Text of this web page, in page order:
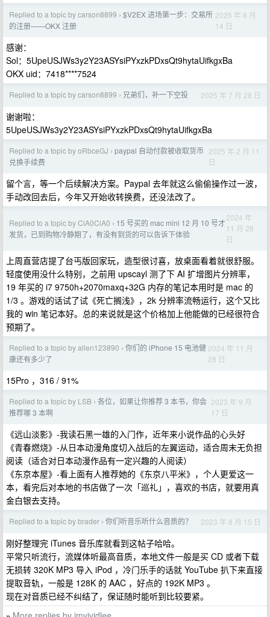
Replied to a topic by carson8899 › $V2EX 进场第一步：交易所
的注册——OKX 注册
2025 年 8 月
14 日
感谢：
Sol：5UpeUSJWs3y2Y23ASYsiPYxzkPDxsQt9hytaUifkgxBa
OKX uid：7418****7524
Replied to a topic by carson8899 › 兄弟们，补一下空投 2025 年 7 月 28 日
谢谢啦：
5UpeUSJWs3y2Y23ASYsiPYxzkPDxsQt9hytaUifkgxBa
Replied to a topic by oRbceGJ › paypal 自动付款被收取货币
兑换手续费
2025 年 2 月 11
日
留个言，等一个后续解决方案。Paypal 去年就这么偷偷操作过一波，
手动改回去后，今年又开始收转换费，还没法改了。
Replied to a topic by ClA0ClA0 › 15 号买的 mac mini 12 月 10 号才
发货，已到购物冷静期了，有没有到货的可以告诉下体验
2024 年
11 月 28
日
上周直营店提了台丐版回家玩，造型很讨喜，放桌面看着就很舒服。
轻度使用没什么特别，之前用 upscayl 测了下 AI 扩增图片分辨率，
19 年买的 i7 9750h+2070maxq+32G 内存的笔记本用时是 mac 的
1/3 。游戏的话试了试《死亡搁浅》，2k 分辨率流畅运行，这个又比
我的 win 笔记本好。总的来说就是这个价格加上他能做的已经很符合
预期了。
Replied to a topic by allen123890 › 你们的 iPhone 15 电池健
康还有多少了
2024 年 11 月
28 日
15Pro ，316 / 91%
Replied to a topic by LSB › 各位，如果让你推荐 3 本书，你会
推荐哪 3 本啊
2023 年 9 月
17 日
《远山淡影》-我读石黑一雄的入门作，近年来小说作品的心头好
《青春燃烧》-从日本动漫角度切入战后的左翼运动，适合周末无负担
阅读（适合对日本动漫作品有一定兴趣的人阅读）
《东京本屋》-看上面有人推荐她的《东京八平米》，个人更爱这一
本，看完后对本地的书店做了一次「巡礼」，喜欢的书店，就要用真
金白银去支持。
Replied to a topic by brader › 你们听音乐听什么音质的？ 2023 年 8 月 15 日
刚好整理完 iTunes 音乐库就看到这帖子哈哈。
平常只听流行，流媒体听最高音质，本地文件一般是买 CD 或者下载
无损转 320K MP3 导入 iPod ，冷门乐手的话就 YouTube 扒下来直接
提取音轨，一般是 128K 的 AAC ，好点的 192K MP3 。
现在对音质已经不纠结了，保证随时能听到比较要紧。